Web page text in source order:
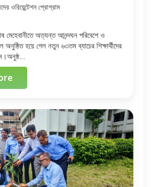
ওরিয়েন্টেশন প্রোগ্রাম
মেহেবানীতে অত্যন্ত আনন্দঘন পরিবেশে ও
অনুষ্ঠিত হয়ে গেল নতুন ৬৩তম ব্যাচের শিক্ষার্থীদের